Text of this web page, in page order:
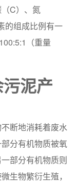
C）、氮
的组成比例有一
（重量
泥产
断地消耗着废水
分有机物质被氧
部分有机物质则
生物繁衍生殖，